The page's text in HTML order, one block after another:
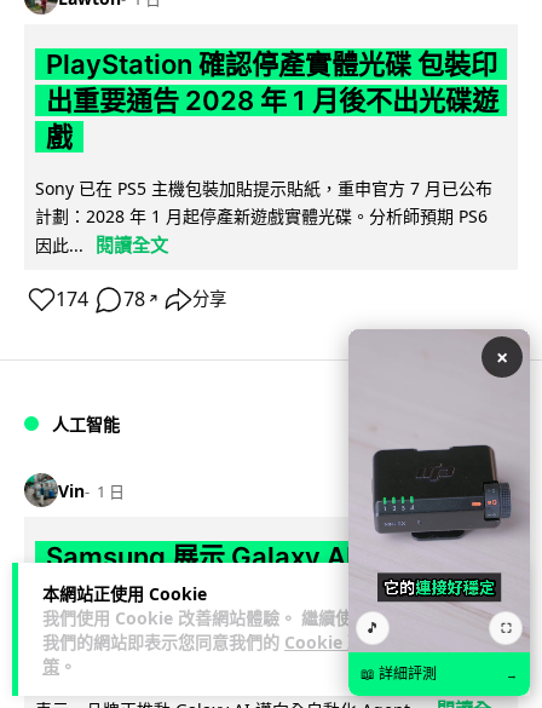
本網站正使用 Cookie
我們使用 Cookie 改善網站體驗。 繼續使用
我們的網站即表示您同意我們的 Cookie 政
策 。
PlayStation 確認停產實體光碟 包裝印
出重要通告 2028 年 1 月後不出光碟遊
戲
Sony 已在 PS5 主機包裝加貼提示貼紙，重申官方 7 月已公布
計劃：2028 年 1 月起停產新遊戲實體光碟。分析師預期 PS6
因此...
閱讀全文
174 78 ↗ 分享
人工智能
Vin 1 日
Samsung 展示 Galaxy AI 新方向 未來
手機毋須輸入文字 轉向 Agent 全自動操
作
Samsung 電子 MX 部門顧客體驗辦公室主管兼副總裁 Jay Kim
×
🎵 ⛶
📖 詳細評測 →